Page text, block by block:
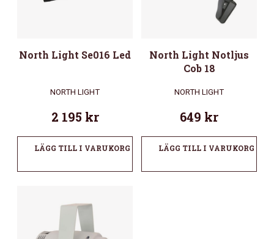
North Light Se016 Led
NORTH LIGHT
2 195 kr
LÄGG TILL I VARUKORG
North Light Notljus
Cob 18
NORTH LIGHT
649 kr
LÄGG TILL I VARUKORG